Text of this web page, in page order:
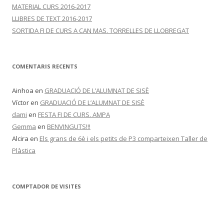
MATERIAL CURS 2016-2017
LLIBRES DE TEXT 2016-2017
SORTIDA FI DE CURS A CAN MAS. TORRELLES DE LLOBREGAT
COMENTARIS RECENTS
Ainhoa en GRADUACIÓ DE L’ALUMNAT DE SISÈ
Víctor en GRADUACIÓ DE L’ALUMNAT DE SISÈ
dami en FESTA FI DE CURS. AMPA
Gemma en BENVINGUTS!!!
Alcira en Els grans de 6è i els petits de P3 comparteixen Taller de
Plàstica
COMPTADOR DE VISITES